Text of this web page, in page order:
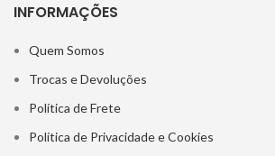
INFORMAÇÕES
Quem Somos
Trocas e Devoluções
Política de Frete
Política de Privacidade e Cookies